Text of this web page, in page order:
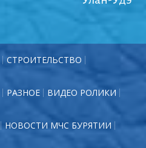
СТРОИТЕЛЬСТВО
РАЗНОЕ ВИДЕО РОЛИКИ
НОВОСТИ МЧС БУРЯТИИ